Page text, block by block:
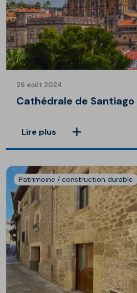
26 août 2024
Cathédrale de Santiago
Lire plus
Patrimoine / construction durable